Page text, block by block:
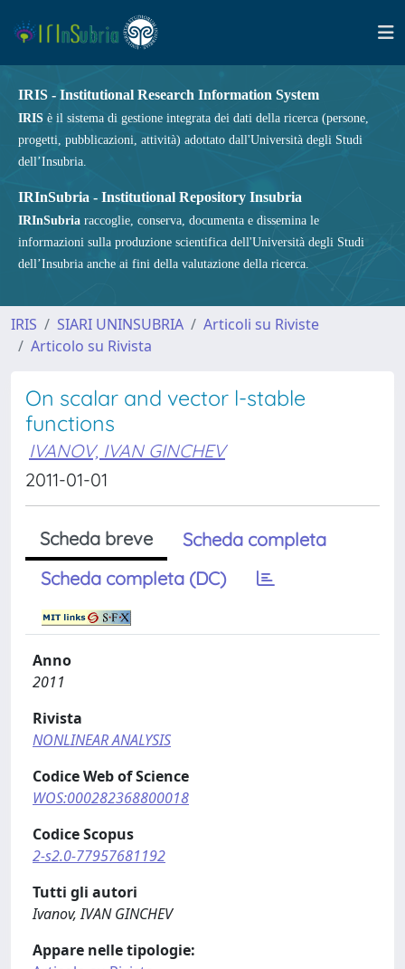
IRIS - Institutional Research Information System
IRIS è il sistema di gestione integrata dei dati della ricerca (persone,
progetti, pubblicazioni, attività) adottato dall'Università degli Studi
dell’Insubria.
IRInSubria - Institutional Repository Insubria
IRInSubria raccoglie, conserva, documenta e dissemina le
informazioni sulla produzione scientifica dell'Università degli Studi
dell’Insubria anche ai fini della valutazione della ricerca.
IRIS SIARI UNINSUBRIA
Articoli su Riviste
Articolo su Rivista
On scalar and vector l-stable
functions
IVANOV, IVAN GINCHEV
2011-01-01
Scheda breve
Scheda completa
Scheda completa (DC)
Anno
2011
Rivista
NONLINEAR ANALYSIS
Codice Web of Science
WOS:000282368800018
Codice Scopus
2-s2.0-77957681192
Tutti gli autori
Ivanov, IVAN GINCHEV
Appare nelle tipologie: